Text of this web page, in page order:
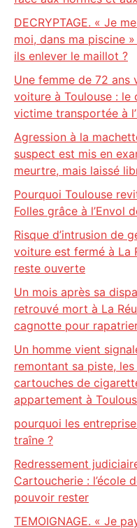
DECRYPTAGE. « Je
moi, dans ma piscine
ils enlever le maillot ?
Une femme de 72 ans
voiture à Toulouse : le
victime transportée à
Agression à la
suspect est mis en
meurtre, mais laissé
Pourquoi Toulouse
Folles grâce à l’Envol
Risque d’intrusion de
voiture est fermé à La
reste ouverte
Un mois après sa
retrouvé mort à La
cagnotte pour
Un homme vient
remontant sa piste,
cartouches de
appartement à
pourquoi les
traîne ?
Redressement
Cartoucherie : l’école
pouvoir rester
TEMOIGNAGE. « Je